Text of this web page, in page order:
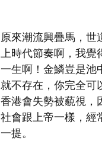
原來潮流興疊馬，世
上時代節奏啊，我覺
一生啊！金鱗豈是池
就不存在，你完全可
香港會失勢被藐視，
社會跟上帝一樣，經
一提。